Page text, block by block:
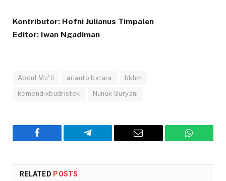
Kontributor: Hofni Julianus Timpalen
Editor: Iwan Ngadiman
Abdul Mu'ti arianto batara bkhm
kemendikbudristek Nunuk Suryani
Facebook Telegram Email
RELATED POSTS